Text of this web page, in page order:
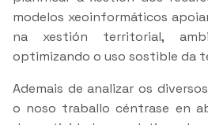
modelos xeoinformáticos
na xestión territorial,
optimizando o uso sostible da
Ademais de analizar os
o noso traballo céntrase en